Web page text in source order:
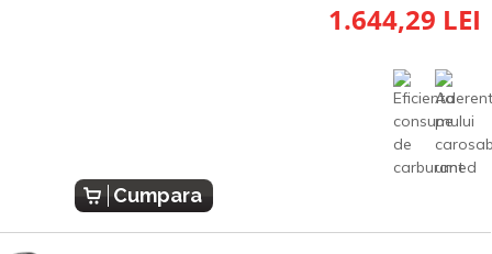
1.644,29 LEI
Cumpara